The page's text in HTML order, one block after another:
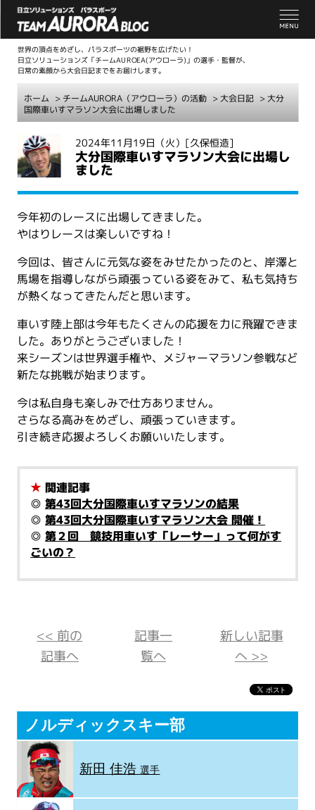
世界の頂点をめざし、パラスポーツの裾野を広げたい！
日立ソリューションズ「チームAUROEA(アウローラ)」の選手・監督が、
日常の素顔から大会日記までをお届けします。
ホーム > チームAURORA（アウローラ）の活動 > 大会日記 > 大分
国際車いすマラソン大会に出場しました
2024年11月19日（火） [久保恒造]
大分国際車いすマラソン大会に出場し
ました
今年初のレースに出場してきました。
やはりレースは楽しいですね！
今回は、皆さんに元気な姿をみせたかったのと、岸澤と
馬場を指導しながら頑張っている姿をみて、私も気持ち
が熱くなってきたんだと思います。
車いす陸上部は今年もたくさんの応援を力に飛躍できま
した。ありがとうございました！
来シーズンは世界選手権や、メジャーマラソン参戦など
新たな挑戦が始まります。
今は私自身も楽しみで仕方ありません。
さらなる高みをめざし、頑張っていきます。
引き続き応援よろしくお願いいたします。
★ 関連記事
◎第43回大分国際車いすマラソンの結果
◎第43回大分国際車いすマラソン大会 開催！
◎第２回 競技用車いす「レーサー」って何がす
ごいの？
<< 前の
記事へ
記事一
覧へ
新しい記事
へ >>
ノルディックスキー部
新田 佳浩選手